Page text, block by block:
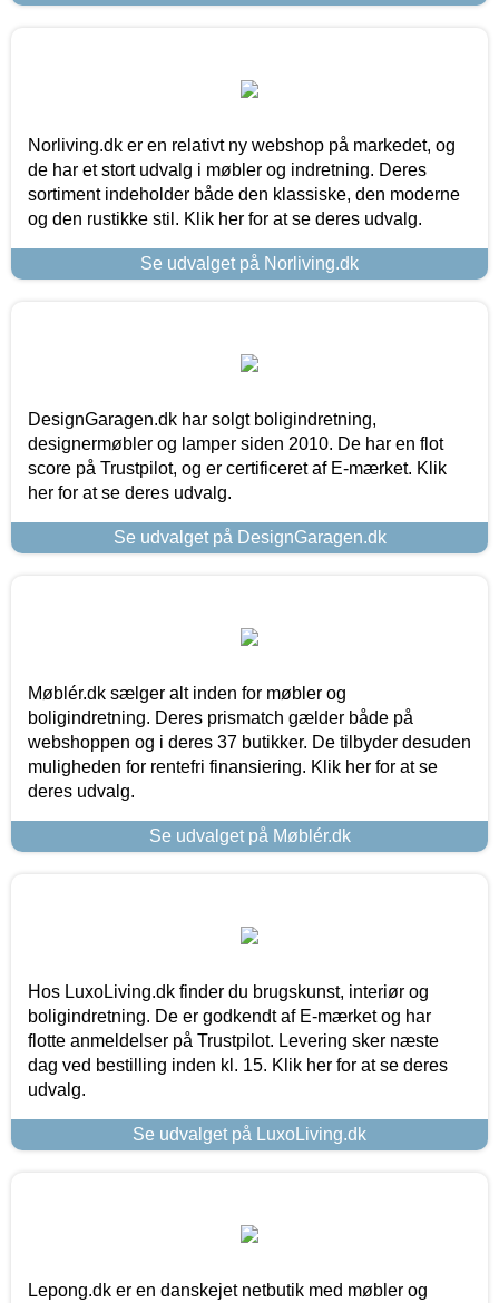
Norliving.dk er en relativt ny webshop på markedet, og
de har et stort udvalg i møbler og indretning. Deres
sortiment indeholder både den klassiske, den moderne
og den rustikke stil. Klik her for at se deres udvalg.
Se udvalget på Norliving.dk
DesignGaragen.dk har solgt boligindretning,
designermøbler og lamper siden 2010. De har en flot
score på Trustpilot, og er certificeret af E-mærket. Klik
her for at se deres udvalg.
Se udvalget på DesignGaragen.dk
Møblér.dk sælger alt inden for møbler og
boligindretning. Deres prismatch gælder både på
webshoppen og i deres 37 butikker. De tilbyder desuden
muligheden for rentefri finansiering. Klik her for at se
deres udvalg.
Se udvalget på Møblér.dk
Hos LuxoLiving.dk finder du brugskunst, interiør og
boligindretning. De er godkendt af E-mærket og har
flotte anmeldelser på Trustpilot. Levering sker næste
dag ved bestilling inden kl. 15. Klik her for at se deres
udvalg.
Se udvalget på LuxoLiving.dk
Lepong.dk er en danskejet netbutik med møbler og